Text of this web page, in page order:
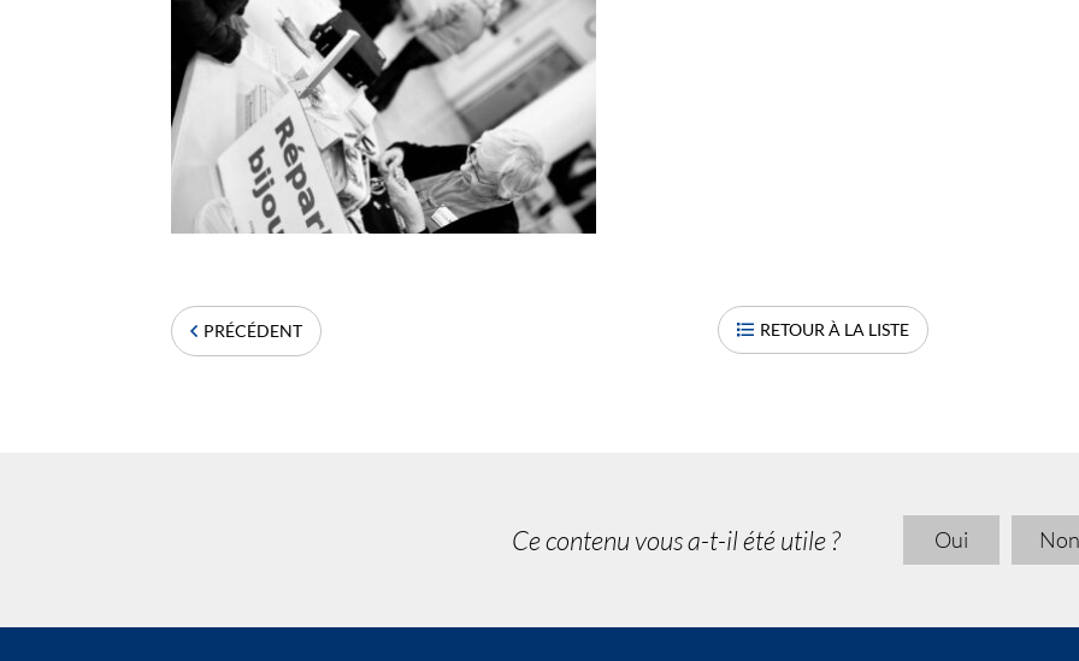
PRÉCÉDENT RETOUR À LA LISTE
Ce contenu vous a-t-il été utile ? Oui Non